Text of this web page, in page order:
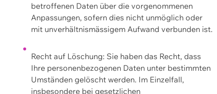
betroffenen Daten über die vorgenommenen
Anpassungen, sofern dies nicht unmöglich oder
mit unverhältnismässigem Aufwand verbunden ist.
Recht auf Löschung: Sie haben das Recht, dass
Ihre personenbezogenen Daten unter bestimmten
Umständen gelöscht werden. Im Einzelfall,
insbesondere bei gesetzlichen